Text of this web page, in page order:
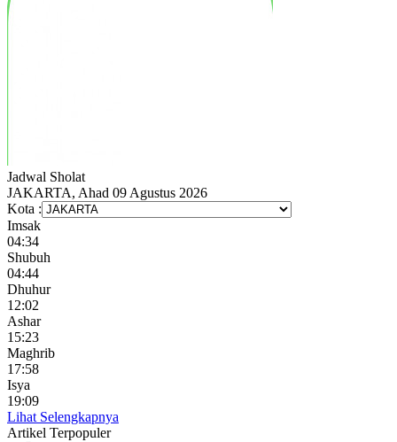
Jadwal Sholat
JAKARTA, Ahad 09 Agustus 2026
Kota :
Imsak
04:34
Shubuh
04:44
Dhuhur
12:02
Ashar
15:23
Maghrib
17:58
Isya
19:09
Lihat Selengkapnya
Artikel Terpopuler